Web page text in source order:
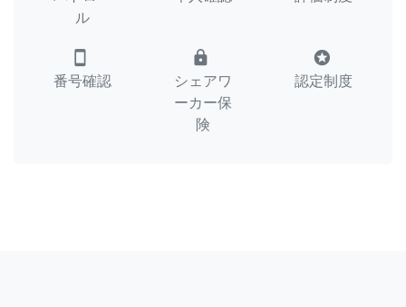
ル
smartphone
番号確認
lock
シェアワ
ーカー保
険
stars
認定制度